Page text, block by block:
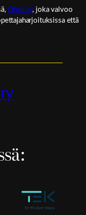
Ohari ry, joka valvoo
että